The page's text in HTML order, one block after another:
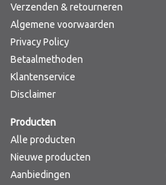
PCA SKINCARE
Ekseption Skincare
Blog
Merken
Verzenden & retourneren
Algemene voorwaarden
Privacy Policy
Betaalmethoden
Klantenservice
Disclaimer
Producten
Alle producten
Nieuwe producten
Aanbiedingen